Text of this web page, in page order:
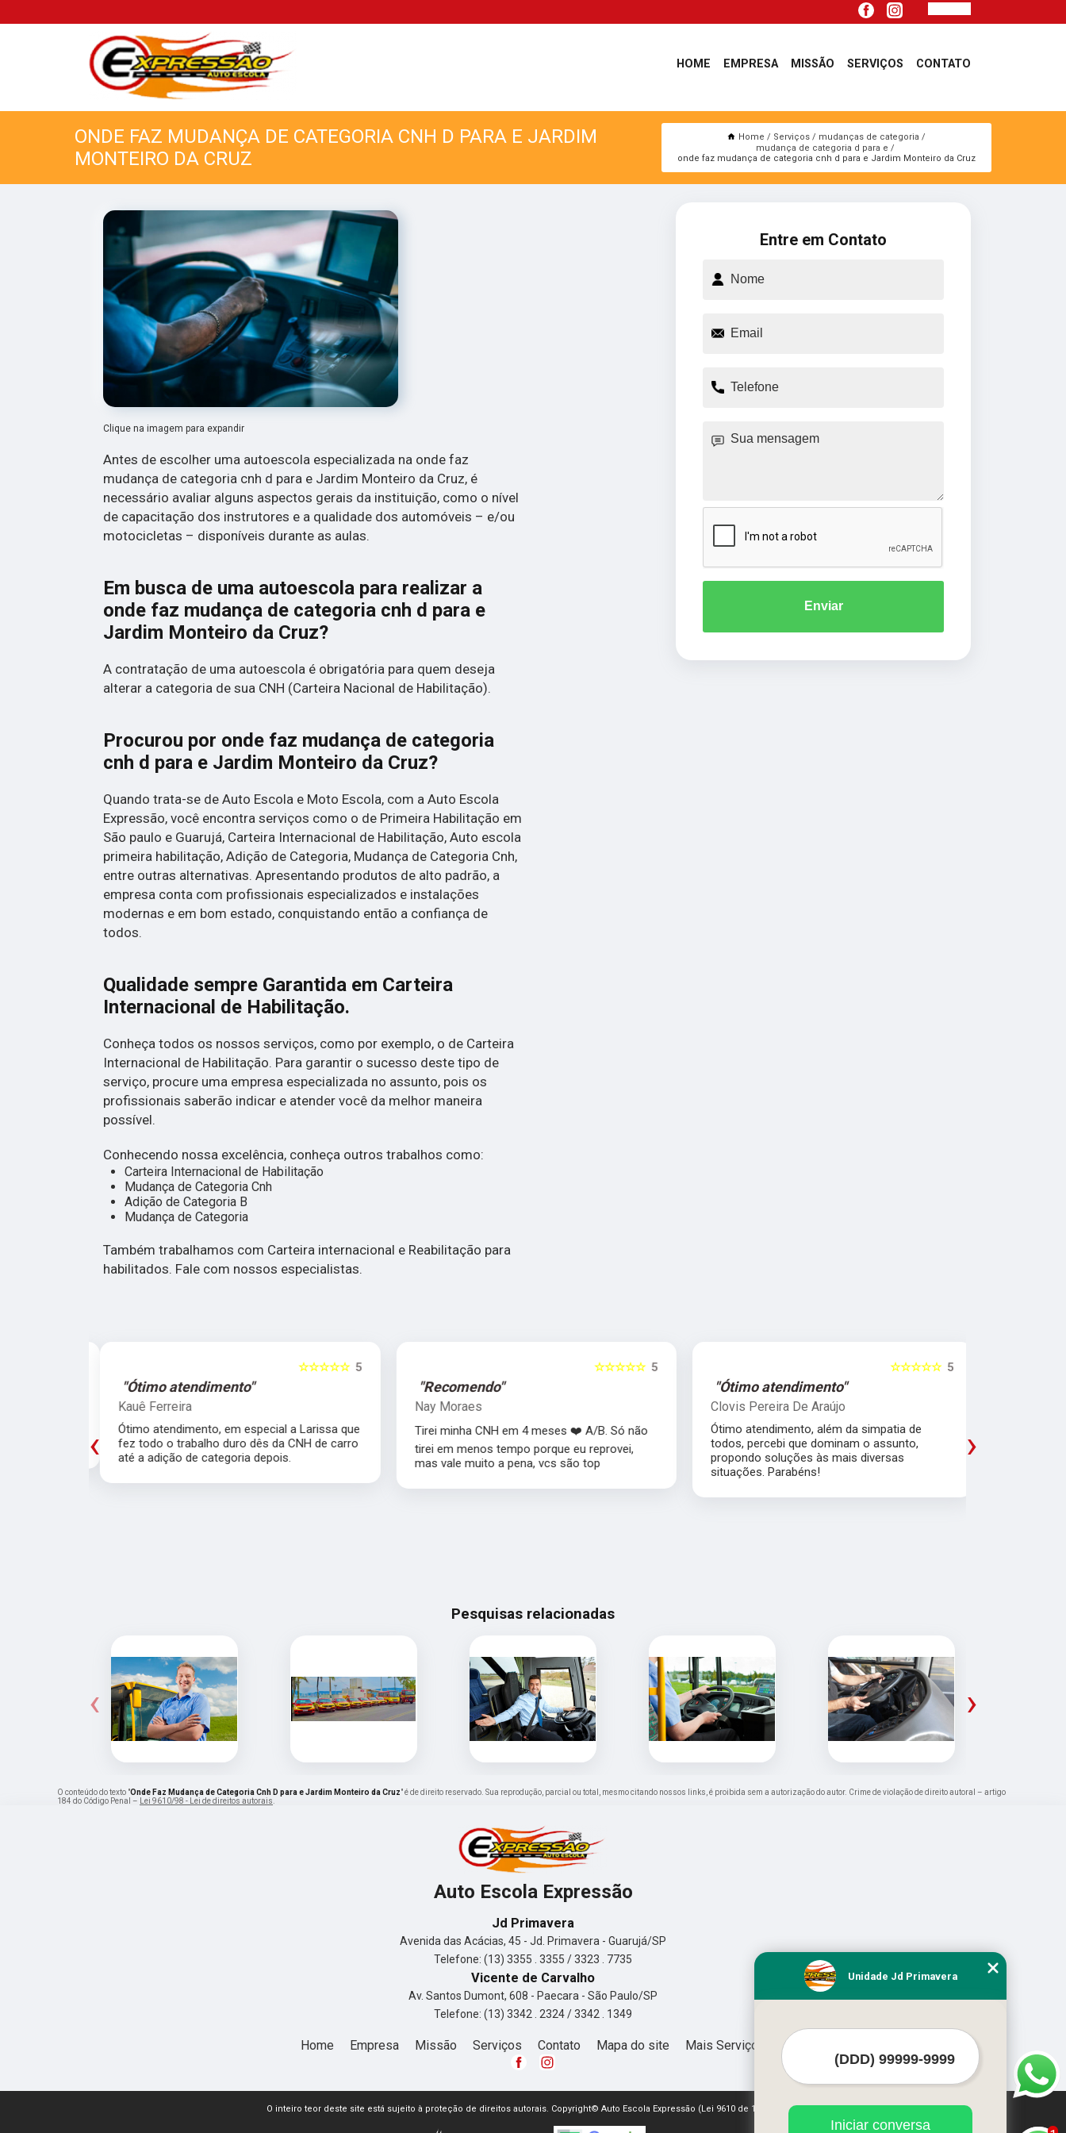
HOME EMPRESA MISSÃO SERVIÇOS CONTATO
ONDE FAZ MUDANÇA DE CATEGORIA CNH D PARA E JARDIM
MONTEIRO DA CRUZ
Home Serviços
mudanças de categoria
mudança de categoria d para e
onde faz mudança de categoria cnh d para e Jardim Monteiro da Cruz
Clique na imagem para expandir
Antes de escolher uma autoescola especializada na onde faz
mudança de categoria cnh d para e Jardim Monteiro da Cruz, é
necessário avaliar alguns aspectos gerais da instituição, como o nível
de capacitação dos instrutores e a qualidade dos automóveis – e/ou
motocicletas – disponíveis durante as aulas.
Em busca de uma autoescola para realizar a
onde faz mudança de categoria cnh d para e
Jardim Monteiro da Cruz?
A contratação de uma autoescola é obrigatória para quem deseja
alterar a categoria de sua CNH (Carteira Nacional de Habilitação).
Procurou por onde faz mudança de categoria
cnh d para e Jardim Monteiro da Cruz?
Quando trata-se de Auto Escola e Moto Escola, com a Auto Escola
Expressão, você encontra serviços como o de Primeira Habilitação em
São paulo e Guarujá, Carteira Internacional de Habilitação, Auto escola
primeira habilitação, Adição de Categoria, Mudança de Categoria Cnh,
entre outras alternativas. Apresentando produtos de alto padrão, a
empresa conta com profissionais especializados e instalações
modernas e em bom estado, conquistando então a confiança de
todos.
Qualidade sempre Garantida em Carteira
Internacional de Habilitação.
Conheça todos os nossos serviços, como por exemplo, o de Carteira
Internacional de Habilitação. Para garantir o sucesso deste tipo de
serviço, procure uma empresa especializada no assunto, pois os
profissionais saberão indicar e atender você da melhor maneira
possível.
Conhecendo nossa excelência, conheça outros trabalhos como:
Carteira Internacional de Habilitação
Mudança de Categoria Cnh
Adição de Categoria B
Mudança de Categoria
Também trabalhamos com Carteira internacional e Reabilitação para
habilitados. Fale com nossos especialistas.
Entre em Contato
Enviar
5
☆☆☆☆☆
"Ótimo atendimento"
Kauê Ferreira
Ótimo atendimento, em especial a Larissa que
fez todo o trabalho duro dês da CNH de carro
até a adição de categoria depois.
5
☆☆☆☆☆
"Recomendo"
Nay Moraes
Tirei minha CNH em 4 meses ❤️ A/B. Só não
tirei em menos tempo porque eu reprovei,
mas vale muito a pena, vcs são top
5
☆☆☆☆☆
"Ótimo atendimento"
Clovis Pereira De Araújo
Ótimo atendimento, além da simpatia de
todos, percebi que dominam o assunto,
propondo soluções às mais diversas
situações. Parabéns!
‹ ›
Pesquisas relacionadas
‹ ›
O conteúdo do texto "Onde Faz Mudança de Categoria Cnh D para e Jardim Monteiro da Cruz" é de direito reservado. Sua reprodução, parcial ou total, mesmo citando nossos links, é proibida sem a autorização do autor. Crime de violação de direito autoral – artigo
184 do Código Penal –
Lei 9610/98 - Lei de direitos autorais
Auto Escola Expressão
Jd Primavera
Avenida das Acácias, 45 - Jd. Primavera - Guarujá/SP
Telefone: (13) 3355 . 3355 / 3323 . 7735
Vicente de Carvalho
Av. Santos Dumont, 608 - Paecara - São Paulo/SP
Telefone: (13) 3342 . 2324 / 3342 . 1349
Home Empresa Missão Serviços Contato Mapa do site Mais Serviços
O inteiro teor deste site está sujeito à proteção de direitos autorais. Copyright© Auto Escola Expressão (Lei 9610 de 19/02/1998)
Unidade Jd Primavera
Iniciar conversa